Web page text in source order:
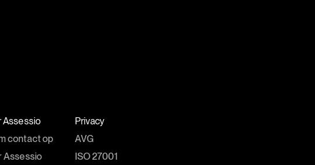
Assessio
contact op
Assessio
Privacy
AVG
ISO 27001